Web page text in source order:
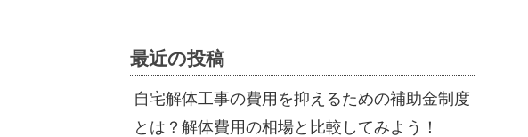
最近の投稿
自宅解体工事の費用を抑えるための補助金制度
とは？解体費用の相場と比較してみよう！